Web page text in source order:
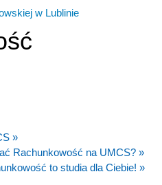
w Lublinie
»
Rachunkowość na UMCS? »
to studia dla Ciebie! »